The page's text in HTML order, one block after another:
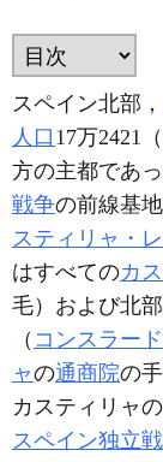
スペイン北部，
人口 17万2421
方の主都であっ
戦争の前線基
スティリャ・
はすべてのカ
毛）および北
（ コンスラード
ャの通商院の
カスティリャ
スペイン独立